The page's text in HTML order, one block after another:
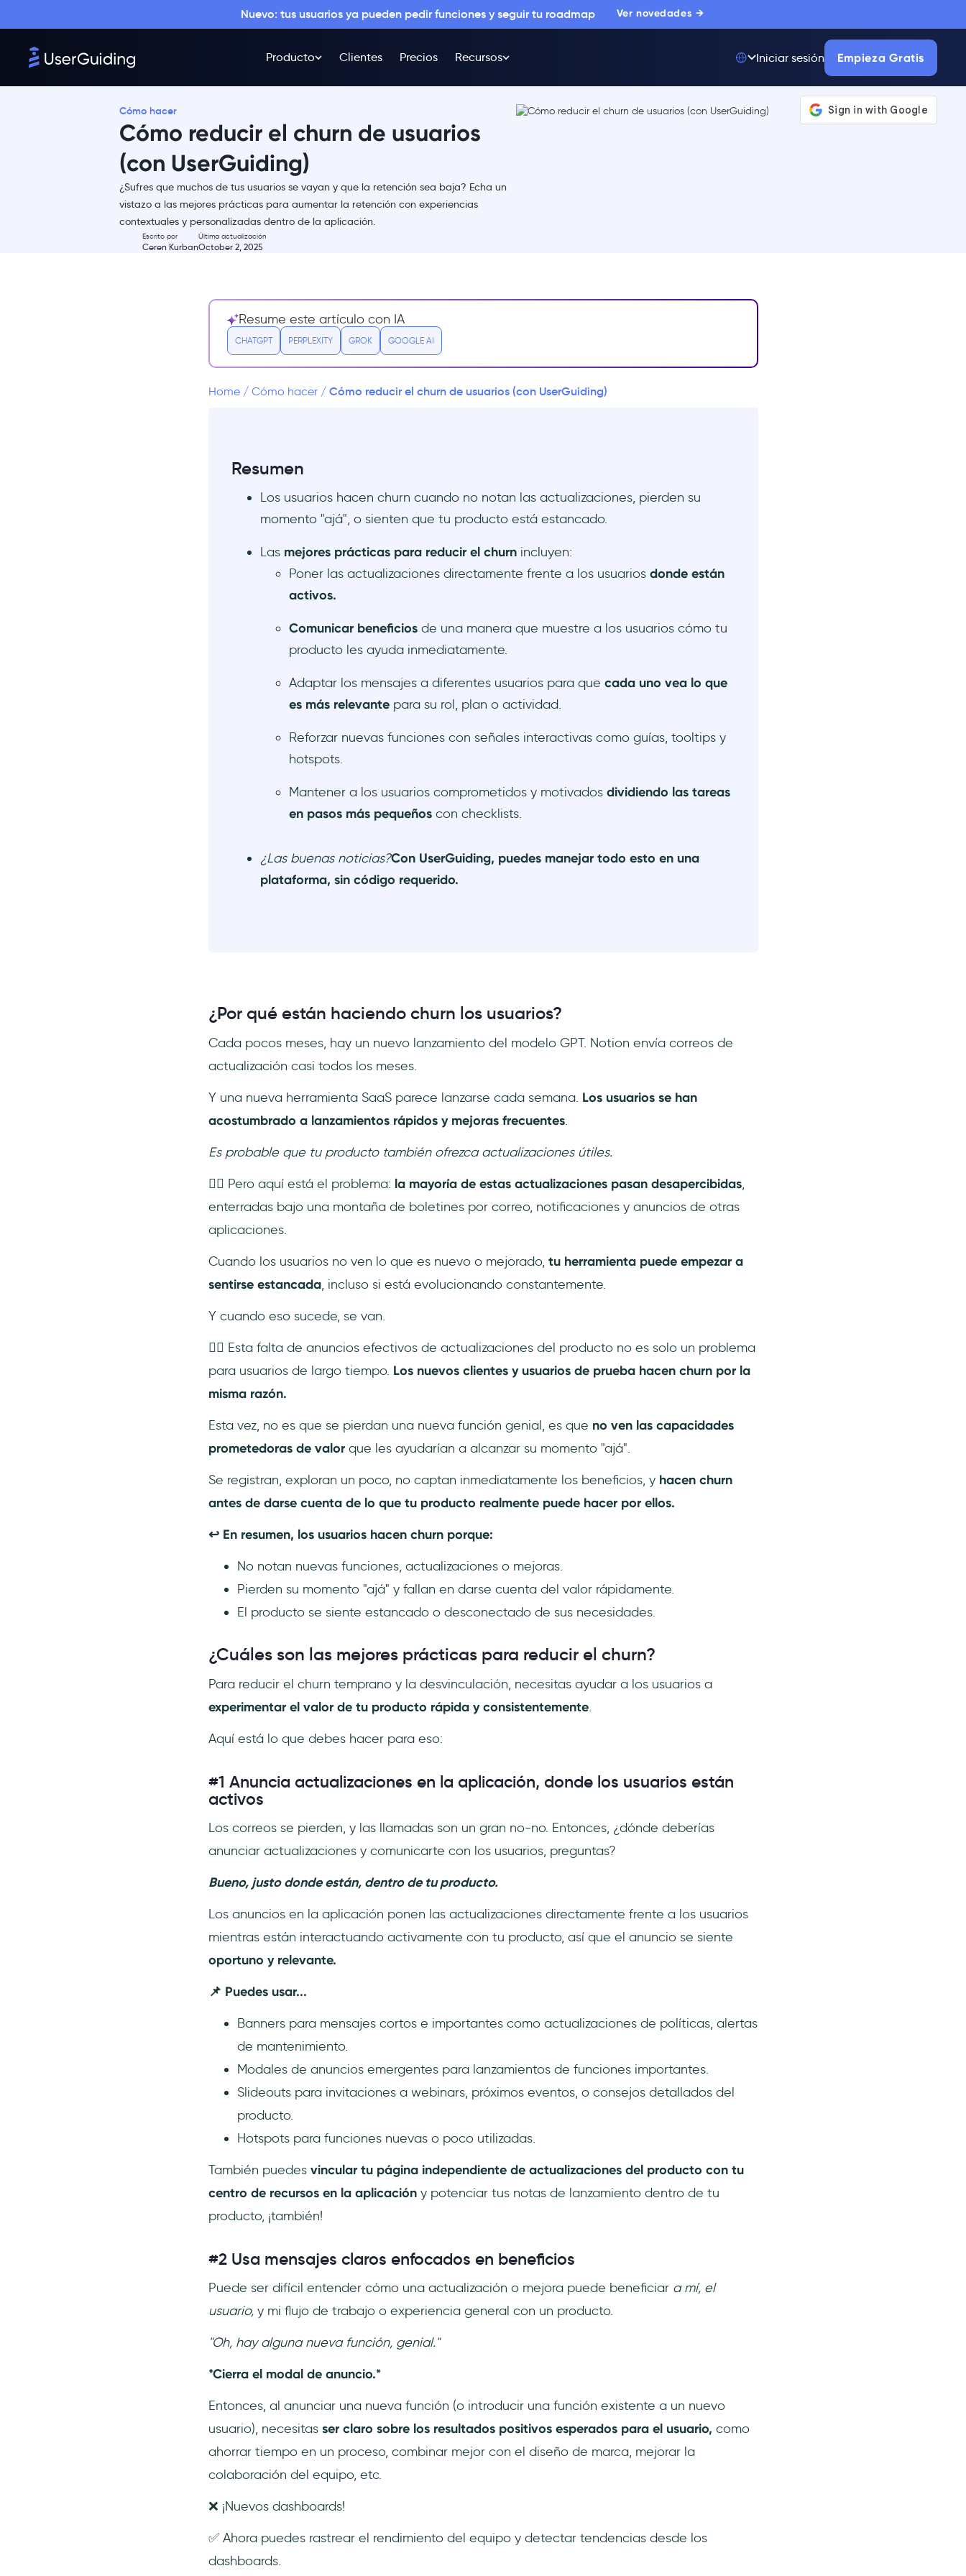
Nuevo: tus usuarios ya pueden pedir funciones y seguir tu roadmap Ver novedades →
Producto Clientes Precios Recursos Iniciar sesión Empieza Gratis
Cómo hacer
Cómo reducir el churn de usuarios
(con UserGuiding)
¿Sufres que muchos de tus usuarios se vayan y que la retención sea baja? Echa un
vistazo a las mejores prácticas para aumentar la retención con experiencias
contextuales y personalizadas dentro de la aplicación.
Escrito por
Ceren Kurban
Última actualización
October 2, 2025
¿Por qué están haciendo churn
Resume este artículo con IA
CHATGPT PERPLEXITY GROK GOOGLE AI
Home/ Cómo hacer/ Cómo reducir el churn de usuarios (con UserGuiding)
Resumen
Los usuarios hacen churn cuando no notan las actualizaciones, pierden su
momento "ajá", o sienten que tu producto está estancado.
Las mejores prácticas para reducir el churnincluyen:
Poner las actualizaciones directamente frente a los usuarios donde están
activos.
Comunicar beneficiosde una manera que muestre a los usuarios cómo tu
producto les ayuda inmediatamente.
Adaptar los mensajes a diferentes usuarios para que cada uno vea lo que
es más relevantepara su rol, plan o actividad.
Reforzar nuevas funciones con señales interactivas como guías, tooltips y
hotspots.
Mantener a los usuarios comprometidos y motivados dividiendo las tareas
en pasos más pequeñoscon checklists.
¿Las buenas noticias?Con UserGuiding, puedes manejar todo esto en una
plataforma, sin código requerido.
¿Por qué están haciendo churn los usuarios?
Cada pocos meses, hay un nuevo lanzamiento del modelo GPT. Notion envía correos de
actualización casi todos los meses.
Y una nueva herramienta SaaS parece lanzarse cada semana. Los usuarios se han
acostumbrado a lanzamientos rápidos y mejoras frecuentes.
Es probable que tu producto también ofrezca actualizaciones útiles.
👉🏻 Pero aquí está el problema: la mayoría de estas actualizaciones pasan desapercibidas,
enterradas bajo una montaña de boletines por correo, notificaciones y anuncios de otras
aplicaciones.
Cuando los usuarios no ven lo que es nuevo o mejorado, tu herramienta puede empezar a
sentirse estancada, incluso si está evolucionando constantemente.
Y cuando eso sucede, se van.
👉🏻 Esta falta de anuncios efectivos de actualizaciones del producto no es solo un problema
para usuarios de largo tiempo. Los nuevos clientes y usuarios de prueba hacen churn por la
misma razón.
Esta vez, no es que se pierdan una nueva función genial, es que no ven las capacidades
prometedoras de valorque les ayudarían a alcanzar su momento "ajá".
Se registran, exploran un poco, no captan inmediatamente los beneficios, y hacen churn
antes de darse cuenta de lo que tu producto realmente puede hacer por ellos.
↩️ En resumen, los usuarios hacen churn porque:
No notan nuevas funciones, actualizaciones o mejoras.
Pierden su momento "ajá" y fallan en darse cuenta del valor rápidamente.
El producto se siente estancado o desconectado de sus necesidades.
¿Cuáles son las mejores prácticas para reducir el churn?
Para reducir el churn temprano y la desvinculación, necesitas ayudar a los usuarios a
experimentar el valor de tu producto rápida y consistentemente.
Aquí está lo que debes hacer para eso:
#1 Anuncia actualizaciones en la aplicación, donde los usuarios están
activos
Los correos se pierden, y las llamadas son un gran no-no. Entonces, ¿dónde deberías
anunciar actualizaciones y comunicarte con los usuarios, preguntas?
Bueno, justo donde están, dentro de tu producto.
Los anuncios en la aplicación ponen las actualizaciones directamente frente a los usuarios
mientras están interactuando activamente con tu producto, así que el anuncio se siente
oportuno y relevante.
📌 Puedes usar...
Banners para mensajes cortos e importantes como actualizaciones de políticas, alertas
de mantenimiento.
Modales de anuncios emergentes para lanzamientos de funciones importantes.
Slideouts para invitaciones a webinars, próximos eventos, o consejos detallados del
producto.
Hotspots para funciones nuevas o poco utilizadas.
También puedes vincular tu página independiente de actualizaciones del producto con tu
centro de recursos en la aplicacióny potenciar tus notas de lanzamiento dentro de tu
producto, ¡también!
#2 Usa mensajes claros enfocados en beneficios
Puede ser difícil entender cómo una actualización o mejora puede beneficiar a mí, el
usuario,y mi flujo de trabajo o experiencia general con un producto.
"Oh, hay alguna nueva función, genial."
*Cierra el modal de anuncio.*
Entonces, al anunciar una nueva función (o introducir una función existente a un nuevo
usuario), necesitas ser claro sobre los resultados positivos esperados para el usuario, como
ahorrar tiempo en un proceso, combinar mejor con el diseño de marca, mejorar la
colaboración del equipo, etc.
❌ ¡Nuevos dashboards!
✅ Ahora puedes rastrear el rendimiento del equipo y detectar tendencias desde los
dashboards.